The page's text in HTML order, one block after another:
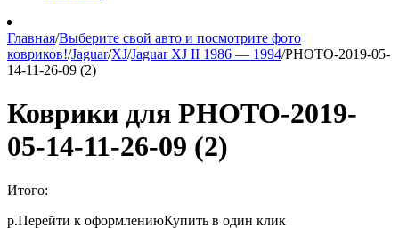
Главная/Выберите свой авто и посмотрите фото
ковриков!/Jaguar/XJ/Jaguar XJ II 1986 — 1994/PHOTO-2019-05-
14-11-26-09 (2)
Коврики для PHOTO-2019-
05-14-11-26-09 (2)
Итого:
р.Перейти к оформлениюКупить в один клик